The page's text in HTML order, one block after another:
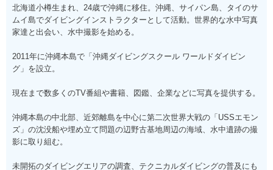
北海道小樽生まれ、24歳で沖縄に移住。沖縄、サイパン島、タイのサ
ムイ島でダイビングインストラクターとして活動。世界的な水中写真
家達と出会い、水中撮影を始める。
2011年に沖縄本島で「沖縄ダイビングスクール ワールドダイビン
グ」を設立。
現在まで数多くのTV番組や書籍、図鑑、企業などに写真を提供する。
沖縄本島の中北部、近郊離島を中心に第二次世界大戦の「USSエモン
ズ」の沈没船や埋め立て問題の辺野古基地周辺の海域、水中遺跡の撮
影に取り組む。
未開拓のダイビングエリアの調査、テクニカルダイビングの普及にも